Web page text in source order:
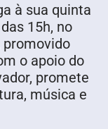
à sua quinta
15h, no
promovido
o apoio do
promete
música e